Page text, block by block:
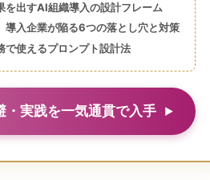
を出すAI組織導入の設計フレーム
導入企業が陥る6つの落とし穴と対策
で使えるプロンプト設計法
・実践を一気通貫で入手